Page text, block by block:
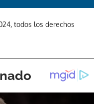
todos los derechos